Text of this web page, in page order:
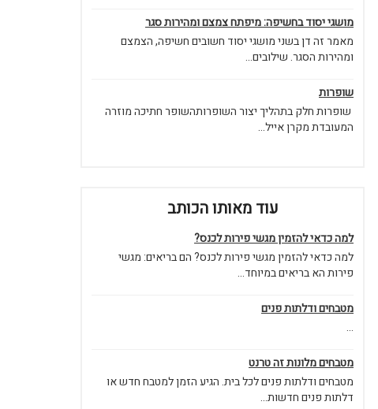
מושגי יסוד בחשיפה: מיפתח צמצם ומהירות סגר
מאמר זה דן בשני מושגי יסוד חשובים חשיפה, הצמצם
ומהירות הסגר. שילובים...
שופרות
שופרות חלק בתהליך יצור השופרותהשופר חתיכה מוזרה
המעובדת מקרן אייל...
עוד מאותו הכותב
למה כדאי להזמין מגשי פירות לכנס?
למה כדאי להזמין מגשי פירות לכנס? הם בריאים: מגשי
פירות הא בריאים במיוחד...
מטבחים ודלתות פנים
...
מטבחים מלונות זה טרנט
מטבחים ודלתות פנים לכל בית. הגיע הזמן למטבח חדש או
דלתות פנים חדשות...